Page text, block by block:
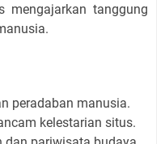
mengajarkan tanggung
peradaban manusia.
kelestarian situs.